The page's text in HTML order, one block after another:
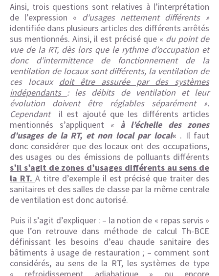
Ainsi, trois questions sont relatives à l’interprétation
de l’expression « d’usages nettement différents »
identifiée dans plusieurs articles des différents arrêtés
sus mentionnés. Ainsi, il est précisé que « du point de
vue de la RT, dès lors que le rythme d’occupation et
donc d’intermittence de fonctionnement de la
ventilation de locaux sont différents, la ventilation de
ces locaux doit être assurée par des systèmes
indépendants : les débits de ventilation et leur
évolution doivent être réglables séparément ».
Cependant il est ajouté que les différents articles
mentionnés s’appliquent « à l’échelle des zones
d’usages de la RT, et non local par local« . Il faut
donc considérer que des locaux ont des occupations,
des usages ou des émissions de polluants différents
s’il s’agit de zones d’usages différents au sens de
la RT. A titre d’exemple il est précisé que traiter des
sanitaires et des salles de classe par la même centrale
de ventilation est donc autorisé.
Puis il s’agit d’expliquer : – la notion de « repas servis »
que l’on retrouve dans méthode de calcul Th-BCE
définissant les besoins d’eau chaude sanitaire des
bâtiments à usage de restauration ; – comment sont
considérés, au sens de la RT, les systèmes de type
« refroidissement adiabatique » ou encore